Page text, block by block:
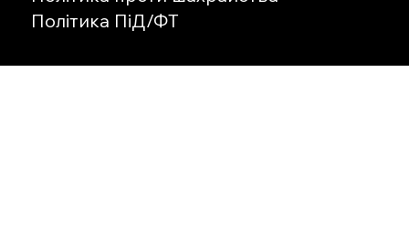
Політика ПіД/ФТ